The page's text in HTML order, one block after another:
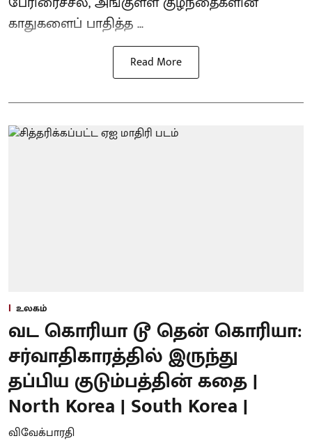
காதுகளைப் பாதித்த ...
Read More
உலகம்
வட கொரியா டூ தென் கொரியா:
சர்வாதிகாரத்தில் இருந்து
தப்பிய குடும்பத்தின் கதை |
North Korea | South Korea |
விவேக்பாரதி